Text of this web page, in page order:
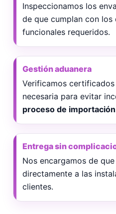
Inspeccionamos los
de que cumplan con
funcionales requeridos.
Gestión aduanera
Verificamos
necesaria para evitar
proceso de importación
Entrega sin
Nos encargamos de
directamente a las
clientes.